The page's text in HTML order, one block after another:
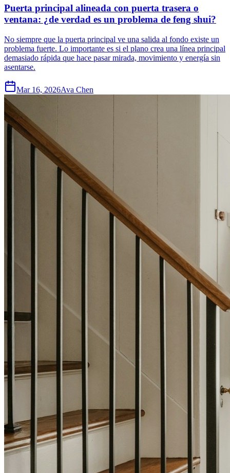
Puerta principal alineada con puerta trasera o
ventana: ¿de verdad es un problema de feng shui?
No siempre que la puerta principal ve una salida al fondo existe un
problema fuerte. Lo importante es si el plano crea una línea principal
demasiado rápida que hace pasar mirada, movimiento y energía sin
asentarse.
Mar 16, 2026Ava Chen